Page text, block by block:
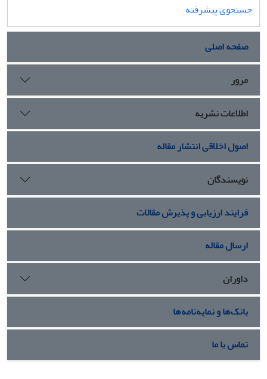
جستجوی پیشرفته
صفحه اصلی
مرور
اطلاعات نشریه
اصول اخلاقی انتشار مقاله
نویسندگان
فرایند ارزیابی و پذیرش مقالات
ارسال مقاله
داوران
بانک‌ها و نمایه‌نامه‌ها
تماس با ما